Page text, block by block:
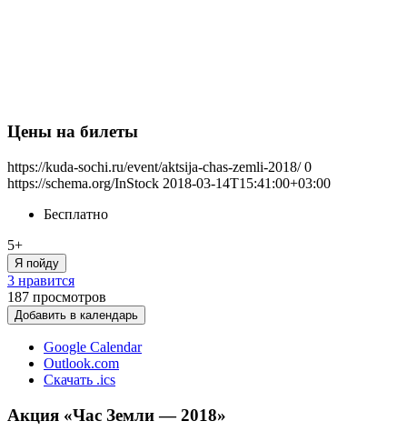
Цены на билеты
https://kuda-sochi.ru/event/aktsija-chas-zemli-2018/ 0
https://schema.org/InStock 2018-03-14T15:41:00+03:00
Бесплатно
5+
Я пойду
3 нравится
187 просмотров
Добавить в календарь
Google Calendar
Outlook.com
Скачать .ics
Акция «Час Земли — 2018»